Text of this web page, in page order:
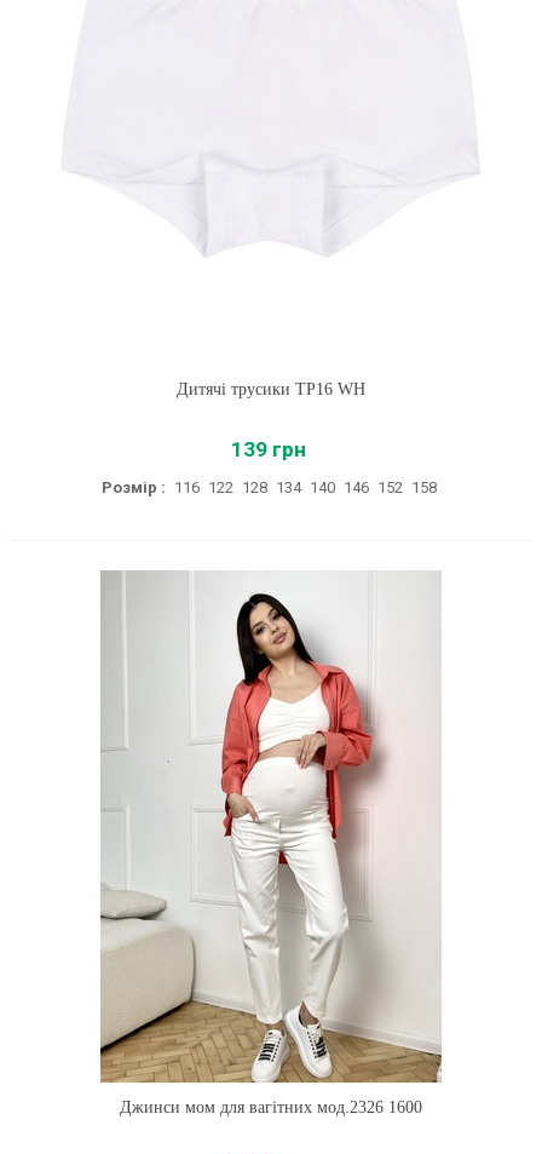
Дитячі трусики ТР16 WH
139 грн
Розмір : 116 122 128 134 140 146 152 158
Джинси мом для вагітних мод.2326 1600